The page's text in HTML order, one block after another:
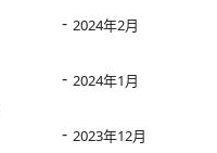
2024年2月
2024年1月
2023年12月